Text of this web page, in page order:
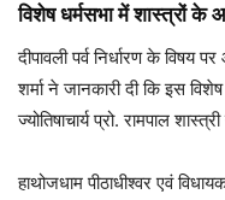
विशेष धर्मसभा में शास्त्रों के
दीपावली पर्व निर्धारण के
शर्मा ने जानकारी दी कि इस
ज्योतिषाचार्य प्रो. रामपाल
हाथोजधाम पीठाधीश्वर एवं